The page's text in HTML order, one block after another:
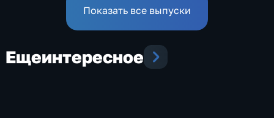
Показать все выпуски
Ещеинтересное